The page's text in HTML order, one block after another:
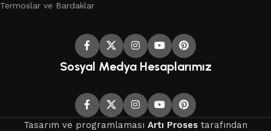
Termoslar ve Bardaklar
Sosyal Medya Hesaplarımız
Tasarım ve programlaması Artı Proses tarafından